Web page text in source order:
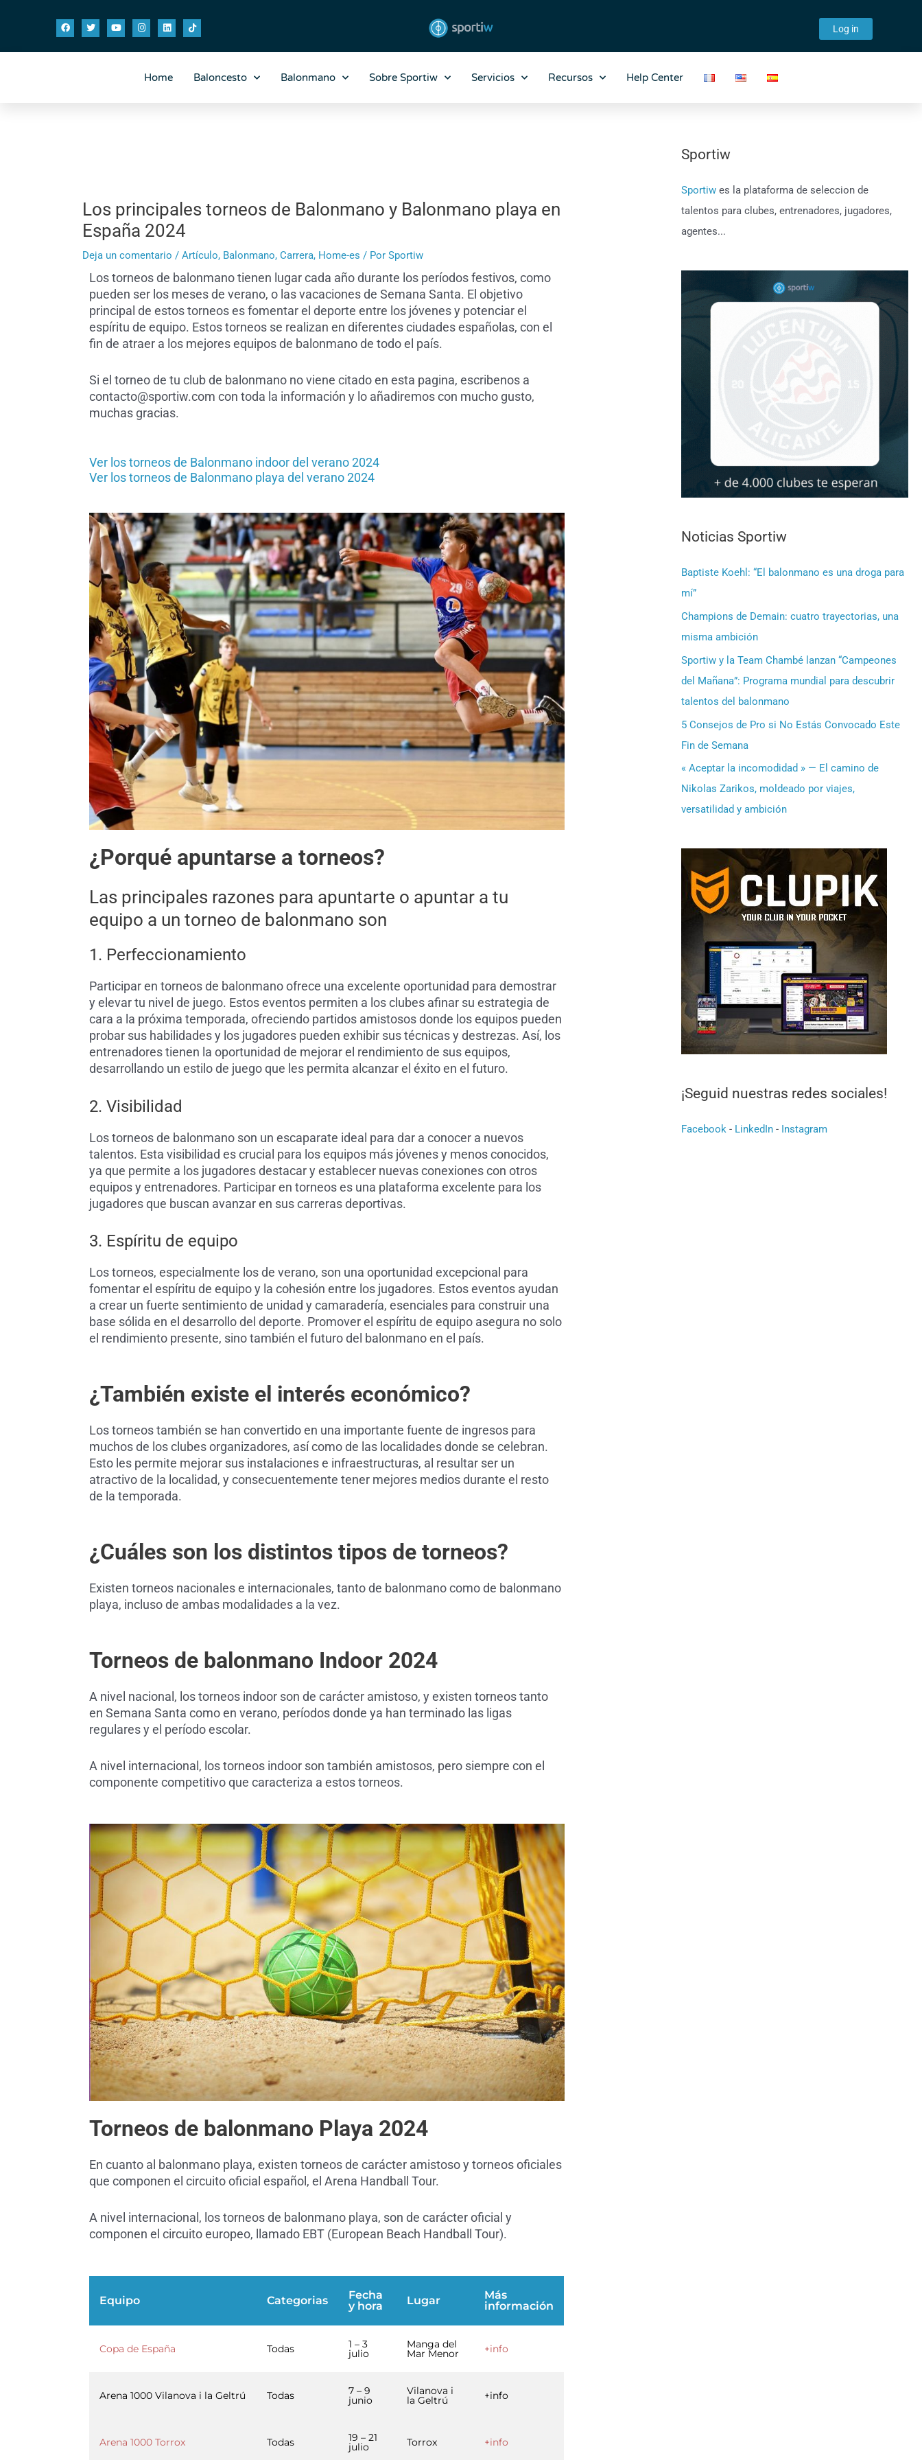
F
a
T
w
Y
o
I
n
L
i
i
T
i
Log in
Home Baloncesto Balonmano Sobre Sportiw Servicios Recursos Help Center
Los principales torneos de Balonmano y Balonmano playa en
España 2024
Deja un comentario /Artículo, Balonmano,Carrera, Home-es / PorSportiw
Lostorneos de balonmano tienen lugar cada año durante los períodos festivos, como
pueden ser los meses de verano, o las vacaciones de Semana Santa. El objetivo
principal de estos torneos es fomentar el deporte entre los jóvenes y potenciar el
espíritu de equipo. Estos torneos se realizan en diferentes ciudades españolas, con el
fin de atraer a los mejores equipos de balonmano de todo el país.
Si el torneo de tu club de balonmano no viene citado en esta pagina, escribenos a
contacto@sportiw.com con toda la información y lo añadiremos con mucho gusto,
muchas gracias.
Ver los torneos de Balonmano indoor del verano 2024
Ver los torneos de Balonmano playa del verano 2024
¿Porqué apuntarse a torneos?
Las principales razones para apuntarte o apuntar a tu
equipo a un torneo de balonmano son
1. Perfeccionamiento
Participar en torneos de balonmano ofrece una excelente oportunidad para demostrar
y elevar tu nivel de juego. Estos eventos permiten a los clubes afinar su estrategia de
cara a la próxima temporada, ofreciendo partidos amistosos donde los equipos pueden
probar sus habilidades y los jugadores pueden exhibir sus técnicas y destrezas. Así, los
entrenadores tienen la oportunidad de mejorar el rendimiento de sus equipos,
desarrollando un estilo de juego que les permita alcanzar el éxito en el futuro.
2. Visibilidad
Los torneos de balonmano son un escaparate ideal para dar a conocer a nuevos
talentos. Esta visibilidad es crucial para los equipos más jóvenes y menos conocidos,
ya que permite a los jugadores destacar y establecer nuevas conexiones con otros
equipos y entrenadores. Participar en torneos es una plataforma excelente para los
jugadores que buscan avanzar en sus carreras deportivas.
3. Espíritu de equipo
Los torneos, especialmente los de verano, son una oportunidad excepcional para
fomentar el espíritu de equipo y la cohesión entre los jugadores. Estos eventos ayudan
a crear un fuerte sentimiento de unidad y camaradería, esenciales para construir una
base sólida en el desarrollo del deporte. Promover el espíritu de equipo asegura no solo
el rendimiento presente, sino también el futuro del balonmano en el país.
¿También existe el interés económico?
Los torneos también se han convertido en una importante fuente de ingresos para
muchos de los clubes organizadores, así como de las localidades donde se celebran.
Esto les permite mejorar sus instalaciones e infraestructuras, al resultar ser un
atractivo de la localidad, y consecuentemente tener mejores medios durante el resto
de la temporada.
¿Cuáles son los distintos tipos de torneos?
Existen torneos nacionales e internacionales, tanto de balonmano como de balonmano
playa, incluso de ambas modalidades a la vez.
Torneos de balonmano Indoor 2024
A nivel nacional, los torneos indoor son de carácter amistoso, y existen torneos tanto
en Semana Santa como en verano, períodos donde ya han terminado las ligas
regulares y el período escolar.
A nivel internacional, los torneos indoor son también amistosos, pero siempre con el
componente competitivo que caracteriza a estos torneos.
Torneos de balonmano Playa 2024
En cuanto al balonmano playa, existen torneos de carácter amistoso y torneos oficiales
que componen el circuito oficial español, el Arena Handball Tour.
A nivel internacional, los torneos de balonmano playa, son de carácter oficial y
componen el circuito europeo, llamado EBT (European Beach Handball Tour).
Equipo Categorias
Fecha
y hora
Lugar
Más
información
Copa de España Todas 1 – 3
julio
Manga del
Mar Menor +info
Arena 1000 Vilanova i la Geltrú Todas 7 – 9
junio
Vilanova i
la Geltrú +info
Arena 1000 Torrox Todas 19 – 21
julio Torrox +info
Sportiw
Sportiw es la plataforma de seleccion de
talentos para clubes, entrenadores, jugadores,
agentes...
Noticias Sportiw
Baptiste Koehl: “El balonmano es una droga para
mí”
Champions de Demain: cuatro trayectorias, una
misma ambición
Sportiw y la Team Chambé lanzan “Campeones
del Mañana”: Programa mundial para descubrir
talentos del balonmano
5 Consejos de Pro si No Estás Convocado Este
Fin de Semana
« Aceptar la incomodidad » — El camino de
Nikolas Zarikos, moldeado por viajes,
versatilidad y ambición
¡Seguid nuestras redes sociales!
Facebook- LinkedIn- Instagram